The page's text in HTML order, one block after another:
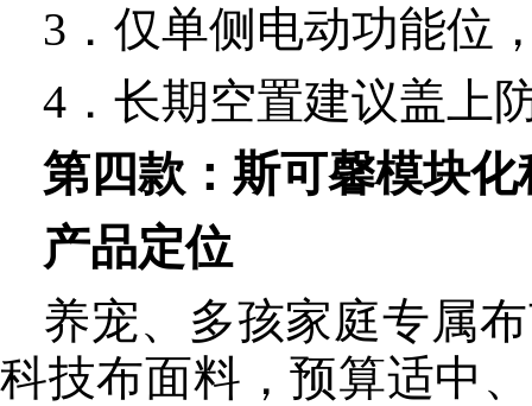
3．仅单侧电动功能位
4．长期空置建议盖上
第四款：斯可馨模块
产品定位
养宠、多孩家庭专属
科技布面料，预算适中